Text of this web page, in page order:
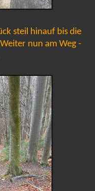
steil hinauf bis die
nun am Weg -